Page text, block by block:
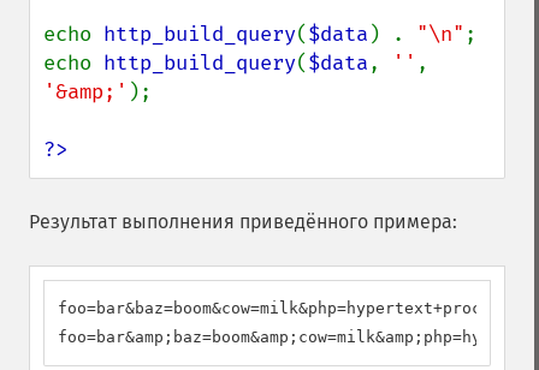
echo http_build_query($data ) . "\n" ;
echo http_build_query($data, ''
'&amp;' );
?>
Результат выполнения приведённого примера:
foo=bar&baz=boom&cow=milk&php=hypertext+processor